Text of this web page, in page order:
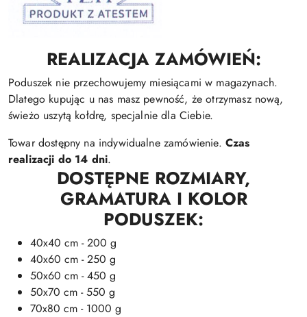
REALIZACJA ZAMÓWIEŃ:
Poduszek nie przechowujemy miesiącami w magazynach.
Dlatego kupując u nas masz pewność, że otrzymasz nową,
świeżo uszytą kołdrę, specjalnie dla Ciebie.
Towar dostępny na indywidualne zamówienie. Czas
realizacji do 14 dni.
DOSTĘPNE ROZMIARY,
GRAMATURA I KOLOR
PODUSZEK:
40x40 cm - 200 g
40x60 cm - 250 g
50x60 cm - 450 g
50x70 cm - 550 g
70x80 cm - 1000 g